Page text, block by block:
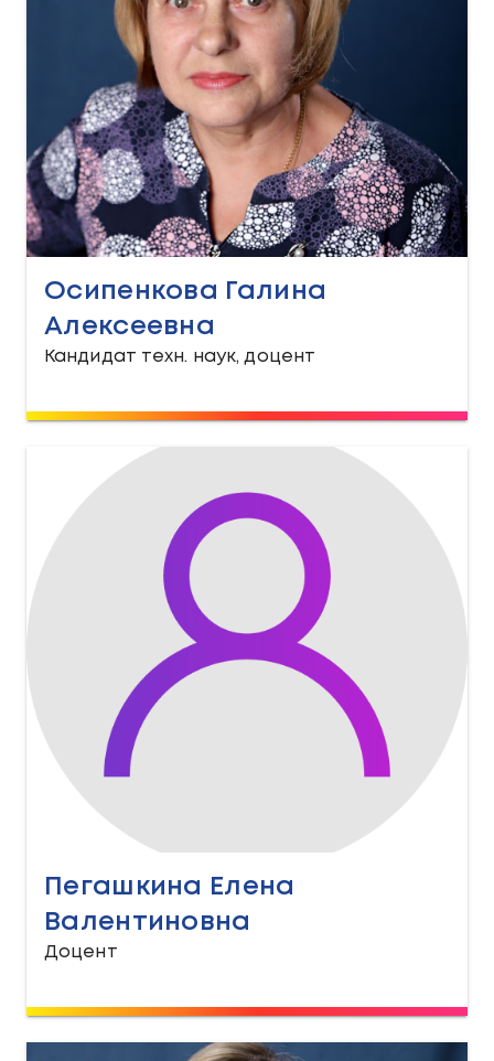
Осипенкова Галина
Алексеевна
Кандидат техн. наук, доцент
Пегашкина Елена
Валентиновна
Доцент